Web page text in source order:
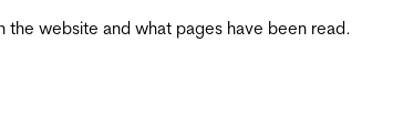
the website and what pages have been read.